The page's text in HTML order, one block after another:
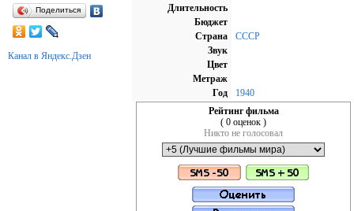
Поделиться
Канал в Яндекс.Дзен
Длительность
Бюджет
Страна
СССР
Звук
Цвет
Метраж
Год
1940
Рейтинг фильма
( 0 оценок )
Никто не голосовал